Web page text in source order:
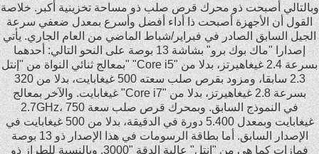
Mahmoud Elsaid
....واحد من كثر من خسر في البورصة مرض .. راح
للمستشفى .. قاله الدكتور : يا الهي .. ضغطك
Ali Foda
....لما تسأل واحد وتقله دا احلى ولا دا ..وقالك سيان ..قله
سيانى بتوجعنى انا لازم اروح
Mahmoud Elsaid
وبالتالي أصبحت ذو محرك قرص صلب ذو مساحة تخزينية أكبر. خلاصة
القول أن الأجهزة أصبحت ذا أداء أفضل وأسرع بمعدل ضعفي سرعة
الجيل السابق الصادر في فبراير/شباط الماضي من العام الجاري. يأتي
إصدارا "ماك بوك برو" بشاشة 13 بوصة على النحو التالي: أحدهما
بمعالج ثنائي النواة من "إنتل" "Core i5" بسرعة 2.4 غيغاهيرتز، بدلا من
2.3 سابقا، ومزود بقرص صلب سعته 500 غيغابايت، بدلا من 320
غيغابايت. والآخر بمعالج "Core i7" بسرعة 2.8 غيغاهيرتز، بدلا من
2.7GHz، في النموذج السابق. وبمحرك قرص صلب سعة 750
غيغابايت وبمعدل 5.400 دورة في الدقيقة، بدلا من 500 غيغابايت في
الإصدار السابق. أما بطاقة الرسومات في هذا الإصدار ذو 13 بوصة
فمازات كما هي من "إنتل" عالية الدقة "3000. وبالنسبة للطراز ذو